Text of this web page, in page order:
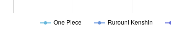
One Piece Rurouni Kenshin